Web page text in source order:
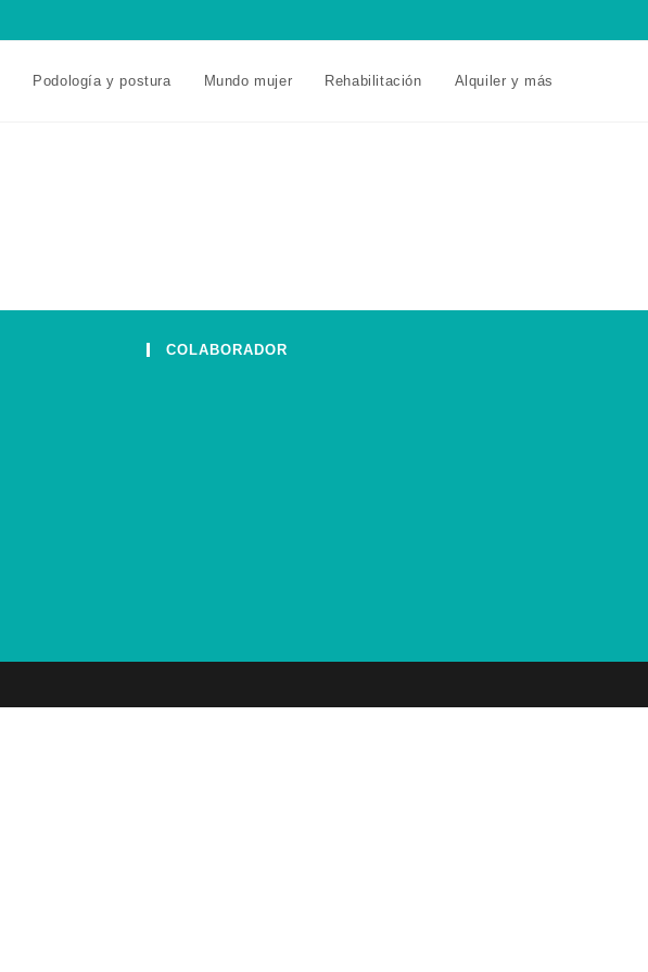
Podología y postura Mundo mujer Rehabilitación Alquiler y más
COLABORADOR